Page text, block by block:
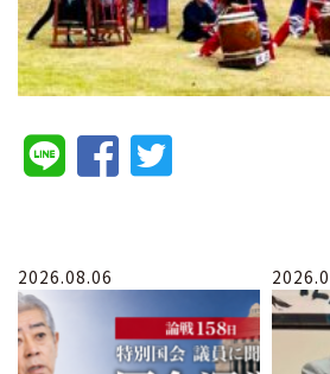
2026.08.06